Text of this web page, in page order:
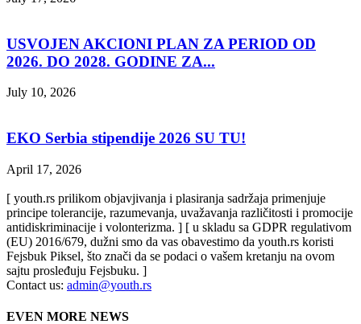
USVOJEN AKCIONI PLAN ZA PERIOD OD
2026. DO 2028. GODINE ZA...
July 10, 2026
EKO Serbia stipendije 2026 SU TU!
April 17, 2026
[ youth.rs prilikom objavjivanja i plasiranja sadržaja primenjuje
principe tolerancije, razumevanja, uvažavanja različitosti i promocije
antidiskriminacije i volonterizma. ] [ u skladu sa GDPR regulativom
(EU) 2016/679, dužni smo da vas obavestimo da youth.rs koristi
Fejsbuk Piksel, što znači da se podaci o vašem kretanju na ovom
sajtu prosleđuju Fejsbuku. ]
Contact us: admin@youth.rs
EVEN MORE NEWS